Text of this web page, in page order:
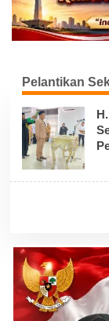
Pelantikan